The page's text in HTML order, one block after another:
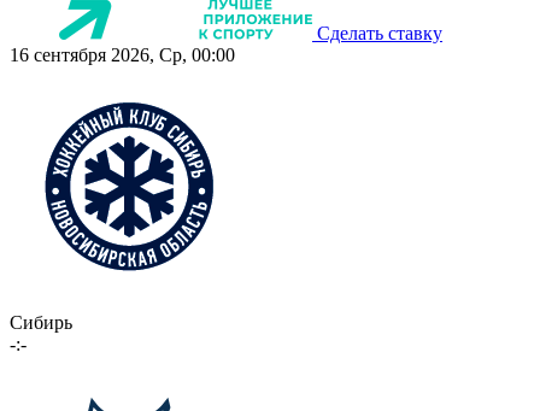
Сделать ставку
16 сентября 2026, Ср, 00:00
Сибирь
-:-